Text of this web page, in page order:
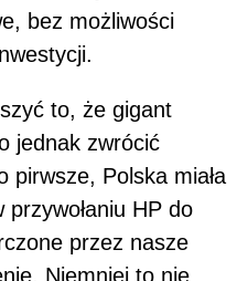
bez możliwości
to, że gigant
jednak zwrócić
pirwsze, Polska miała
przywołaniu HP do
przez nasze
Niemniej to nie